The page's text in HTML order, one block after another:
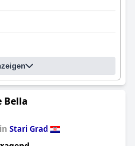
Bella
Stari Grad